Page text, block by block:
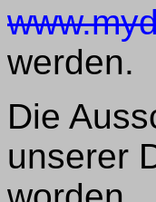
werden.
Die
unserer